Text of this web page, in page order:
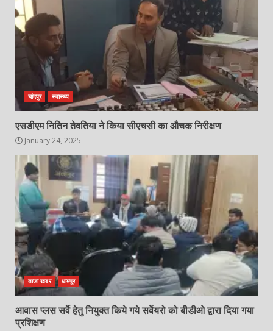
चांदपुर स्वास्थ्य
एसडीएम नितिन तेवतिया ने किया सीएचसी का औचक निरीक्षण
January 24, 2025
ताजा खबर धामपुर
आवास प्लस सर्वे हेतु नियुक्त किये गये सर्वेयरो को बीडीओ द्वारा दिया गया
प्रशिक्षण